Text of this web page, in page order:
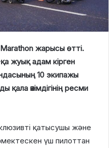
жарысы өтті.
жуық адам кірген
10 экипажы
әкімдігінің ресми
қатысушы және
үш пилоттан